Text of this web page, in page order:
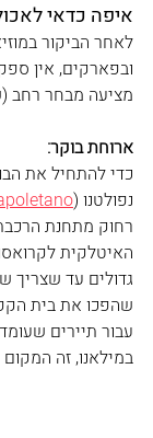
איפה כדאי
לאחר הביקור
ובפארקים, אין
מציעה מבחר רחב
ארוחת בוקר:
כדי להתחיל את
נפולטנו (
רחוק מתחנת
האיטלקית
גדולים עד שצריך
שהפכו את בית
עבור תיירים
במילאנו, זה